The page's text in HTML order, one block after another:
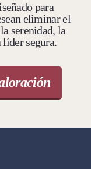
para
eliminar el
serenidad, la
segura.